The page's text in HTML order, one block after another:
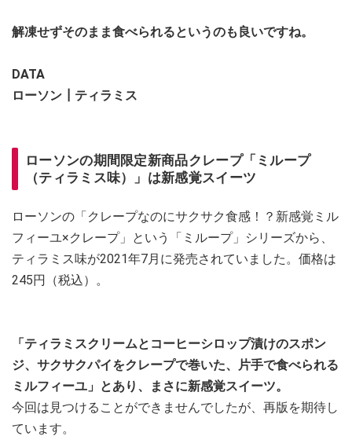
解凍せずそのまま食べられるというのも良いですね。
DATA
ローソン┃ティラミス
ローソンの期間限定新商品クレープ「ミループ
（ティラミス味）」は新感覚スイーツ
ローソンの「クレープなのにサクサク食感！？新感覚ミル
フィーユ×クレープ」という「ミループ」シリーズから、
ティラミス味が2021年7月に発売されていました。価格は
245円（税込）。
「ティラミスクリームとコーヒーシロップ漬けのスポン
ジ、サクサクパイをクレープで巻いた、片手で食べられる
ミルフィーユ」とあり、まさに新感覚スイーツ。
今回は見つけることができませんでしたが、再版を期待し
ています。